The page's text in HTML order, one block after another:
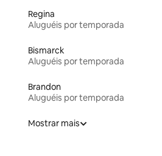
Regina
Aluguéis por temporada
Bismarck
Aluguéis por temporada
Brandon
Aluguéis por temporada
Mostrar mais